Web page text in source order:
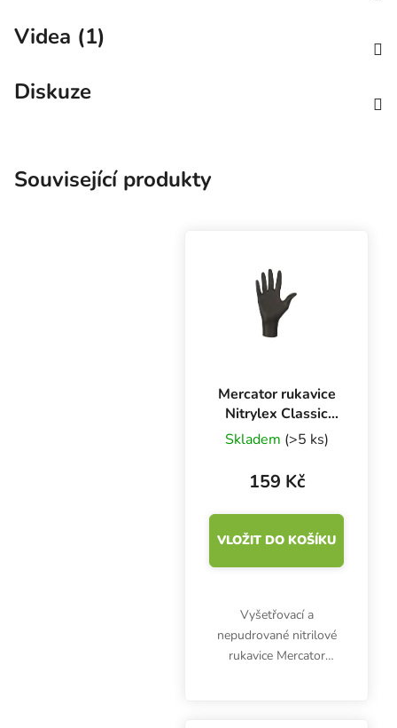
Videa (1)
Diskuze
Související produkty
Mercator rukavice
Nitrylex Classic
BLACK XL, 100 ks
Skladem (>5 ks)
159 Kč
VLOŽIT DO KOŠÍKU
Vyšetřovací a
nepudrované nitrilové
rukavice Mercator